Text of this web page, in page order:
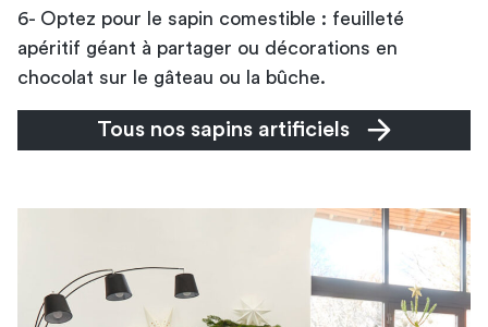
6- Optez pour le sapin comestible : feuilleté
apéritif géant à partager ou décorations en
chocolat sur le gâteau ou la bûche.
Tous nos sapins artificiels